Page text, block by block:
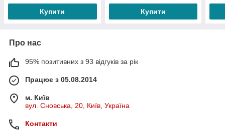
Купити Купити
Про нас
95% позитивних з 93 відгуків за рік
Працює з 05.08.2014
м. Київ
вул. Сновська, 20, Київ, Україна
Контакти